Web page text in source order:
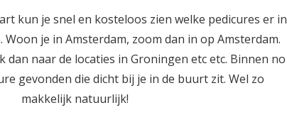
kun je snel en kosteloos zien welke pedicures er in
je in Amsterdam, zoom dan in op Amsterdam.
dan naar de locaties in Groningen etc etc. Binnen no
gevonden die dicht bij je in de buurt zit. Wel zo
makkelijk natuurlijk!